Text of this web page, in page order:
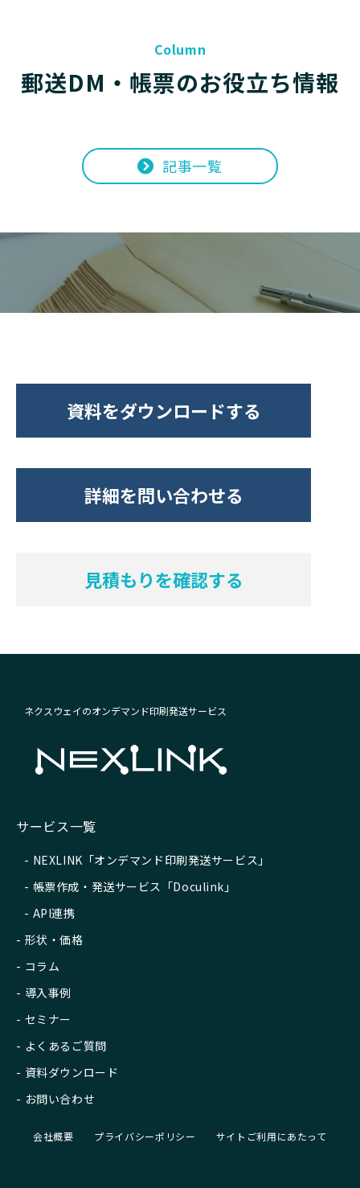
Column
郵送DM・帳票のお役立ち情報
記事一覧
資料をダウンロードする
詳細を問い合わせる
見積もりを確認する
ネクスウェイのオンデマンド印刷発送サービス
サービス一覧
NEXLINK「オンデマンド印刷発送サービス」
帳票作成・発送サービス「Doculink」
API連携
形状・価格
コラム
導入事例
セミナー
よくあるご質問
資料ダウンロード
お問い合わせ
会社概要 プライバシーポリシー サイトご利用にあたって